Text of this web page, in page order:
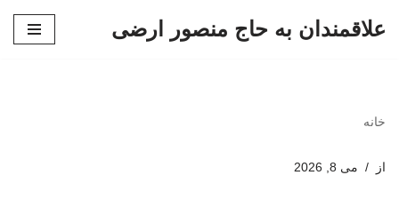
علاقمندان به حاج منصور ارضی
خانه
از می 8, 2026